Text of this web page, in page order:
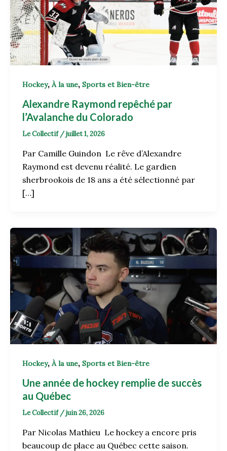
Hockey, À la une, Sports et Bien-être
Alexandre Raymond repêché par
l’Avalanche du Colorado
Le Collectif/juillet 1, 2026
Par Camille Guindon Le rêve d’Alexandre
Raymond est devenu réalité. Le gardien
sherbrookois de 18 ans a été sélectionné par
[…]
Hockey, À la une, Sports et Bien-être
Une année de hockey remplie de succès
au Québec
Le Collectif /juin 26, 2026
Par Nicolas Mathieu Le hockey a encore pris
beaucoup de place au Québec cette saison.